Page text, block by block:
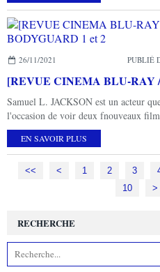
26/11/2021 PUBLIÉ
Samuel L. JACKSON est un acteur
l'occasion de voir deux fnouveaux
EN SAVOIR PLUS
<< < 1 2 3
10
20
30
>
RECHERCHE